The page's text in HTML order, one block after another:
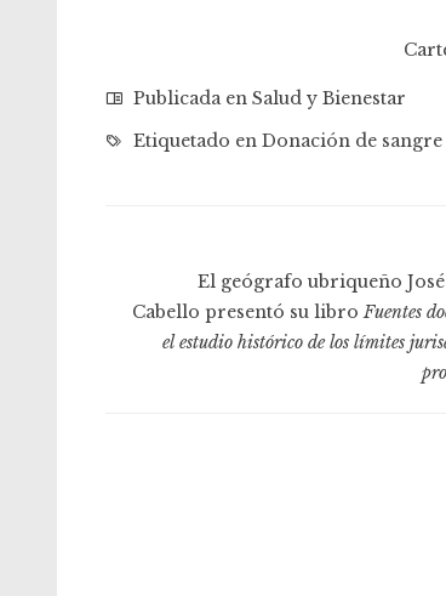
Publicada en Salud y Bienestar
Etiquetado en Donación de sangre
El geógrafo ubriqueño
Cabello presentó su libroFuentes
el estudio histórico de los límites